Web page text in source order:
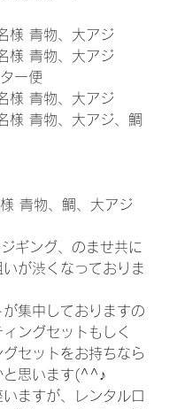
様 青物、大アジ
様 青物、大アジ
ー便
様 青物、大アジ
様 青物、大アジ、鯛
青物、鯛、大アジ
ギング、のませ共に
が渋くなっておりま
が集中しておりますの
ングセットもしく
セットをお持ちなら
と思います(^^♪
ますが、レンタルロ